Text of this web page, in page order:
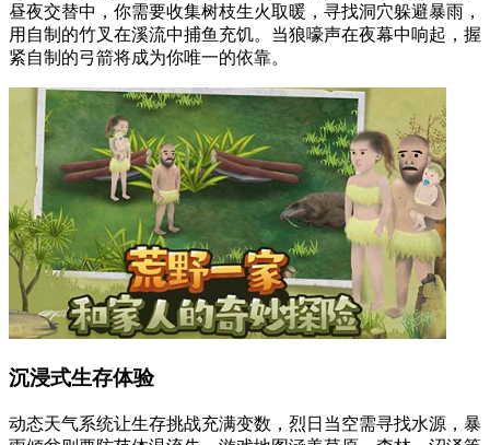
昼夜交替中，你需要收集树枝生火取暖，寻找洞穴躲避暴雨，
用自制的竹叉在溪流中捕鱼充饥。当狼嚎声在夜幕中响起，握
紧自制的弓箭将成为你唯一的依靠。
沉浸式生存体验
动态天气系统让生存挑战充满变数，烈日当空需寻找水源，暴